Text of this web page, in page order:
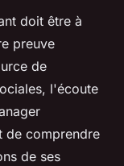
doit être à
preuve
de
l'écoute
de comprendre
de ses